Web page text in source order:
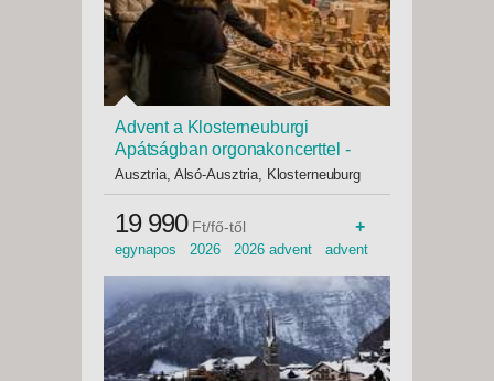
Advent a Klosterneuburgi
Apátságban orgonakoncerttel -
Budapest, Busz
Ausztria, Alsó-Ausztria, Klosterneuburg
19 990 Ft/fő-től +
egynapos 2026 2026 advent advent